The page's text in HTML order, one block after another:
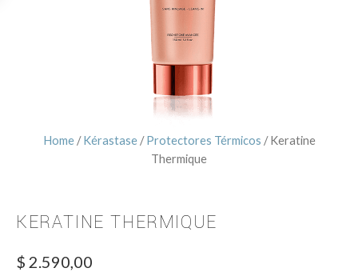
Home/Kérastase/Protectores Térmicos / Keratine
Thermique
KERATINE THERMIQUE
$ 2.590,00